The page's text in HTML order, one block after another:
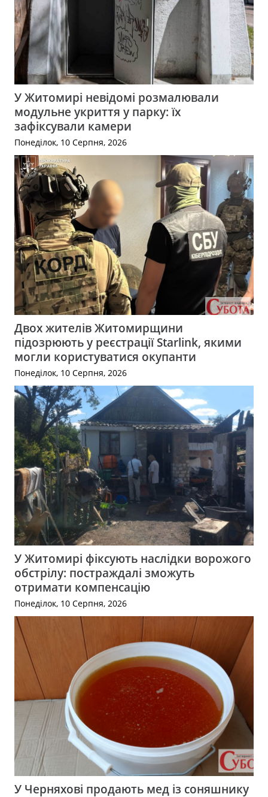
У Житомирі невідомі розмалювали
модульне укриття у парку: їх
зафіксували камери
Понеділок, 10 Серпня, 2026
Двох жителів Житомирщини
підозрюють у реєстрації Starlink, якими
могли користуватися окупанти
Понеділок, 10 Серпня, 2026
У Житомирі фіксують наслідки ворожого
обстрілу: постраждалі зможуть
отримати компенсацію
Понеділок, 10 Серпня, 2026
У Черняхові продають мед із соняшнику